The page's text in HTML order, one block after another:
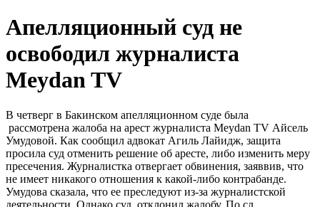
Апелляционный суд не
освободил журналиста
Meydan TV
В четверг в Бакинском апелляционном суде была
рассмотрена жалоба на арест журналиста Meydan TV Айсель
Умудовой. Как сообщил адвокат Агиль Лайидж, защита
просила суд отменить решение об аресте, либо изменить меру
пресечения. Журналистка отвергает обвинения, заяввив, что
не имеет никакого отношения к какой-либо контрабанде.
Умудова сказала, что ее преследуют из-за журналистской
деятельности. Однако суд отклонил жалобу. По сл...